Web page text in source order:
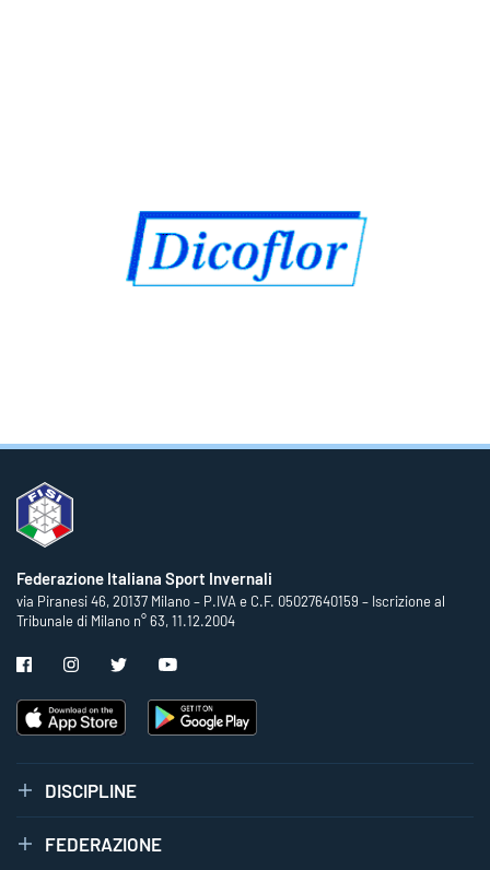
Federazione Italiana Sport Invernali
via Piranesi 46, 20137 Milano – P.IVA e C.F. 05027640159 – Iscrizione al
Tribunale di Milano n° 63, 11.12.2004
DISCIPLINE
FEDERAZIONE